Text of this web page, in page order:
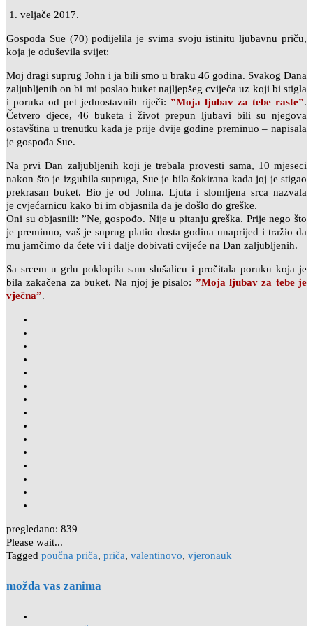
1. veljače 2017.
Gospođa Sue (70) podijelila je svima svoju istinitu ljubavnu priču,
koja je oduševila svijet:
Moj dragi suprug John i ja bili smo u braku 46 godina. Svakog Dana
zaljubljenih on bi mi poslao buket najljepšeg cvijeća uz koji bi stigla
i poruka od pet jednostavnih riječi: ”Moja ljubav za tebe raste”.
Četvero djece, 46 buketa i život prepun ljubavi bili su njegova
ostavština u trenutku kada je prije dvije godine preminuo – napisala
je gospođa Sue.
Na prvi Dan zaljubljenih koji je trebala provesti sama, 10 mjeseci
nakon što je izgubila supruga, Sue je bila šokirana kada joj je stigao
prekrasan buket. Bio je od Johna. Ljuta i slomljena srca nazvala
je cvjećarnicu kako bi im objasnila da je došlo do greške.
Oni su objasnili: ”Ne, gospođo. Nije u pitanju greška. Prije nego što
je preminuo, vaš je suprug platio dosta godina unaprijed i tražio da
mu jamčimo da ćete vi i dalje dobivati cvijeće na Dan zaljubljenih.
Sa srcem u grlu poklopila sam slušalicu i pročitala poruku koja je
bila zakačena za buket. Na njoj je pisalo: ”Moja ljubav za tebe je
vječna”.
pregledano: 839
Please wait...
Tagged poučna priča, priča, valentinovo, vjeronauk
možda vas zanima